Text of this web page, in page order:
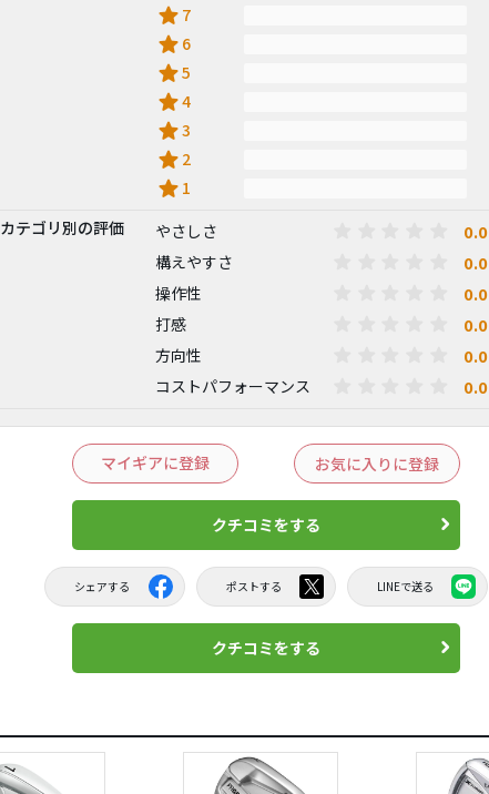
star 7
star 6
star5
star4
star3
star 2
star 1
カテゴリ別の評価
やさしさ 0.0
構えやすさ 0.0
操作性 0.0
打感 0.0
方向性 0.0
コストパフォーマンス 0.0
マイギアに登録 お気に入りに登録
クチコミをする
シェアする ポストする LINEで送る
クチコミをする